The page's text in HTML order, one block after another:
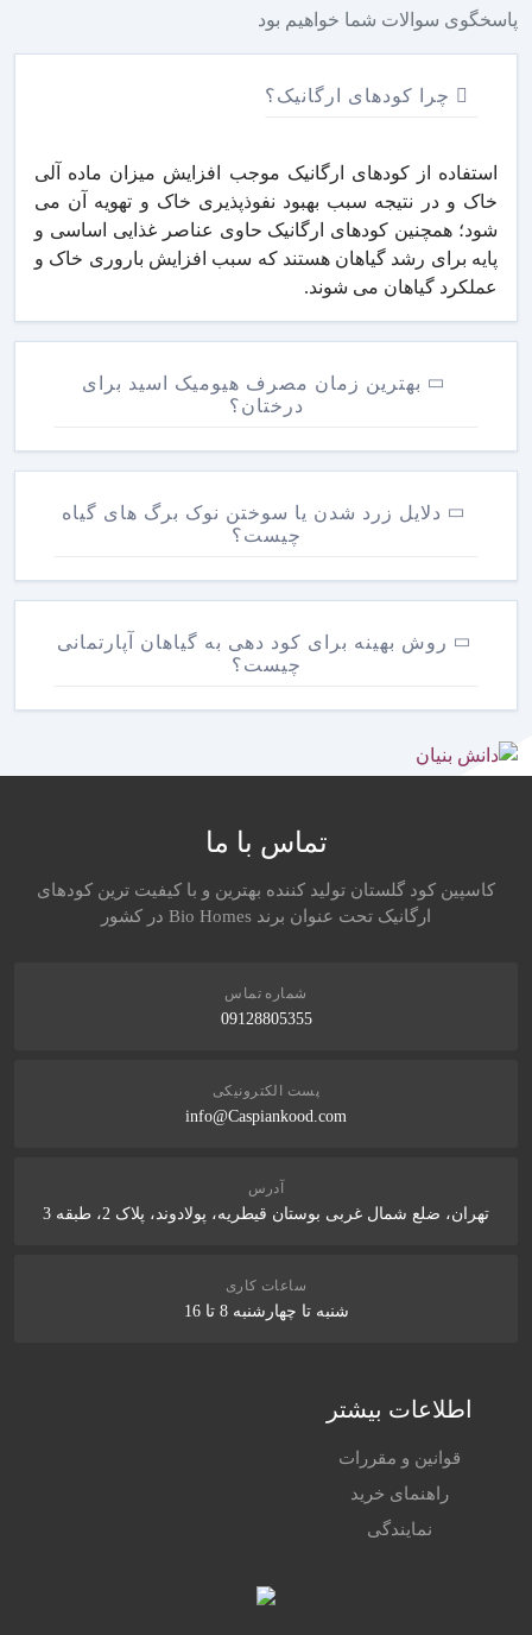
پاسخگوی سوالات شما خواهیم بود
چرا کودهای ارگانیک؟
استفاده از کودهای ارگانیک موجب افزایش میزان ماده آلی
خاک و در نتیجه سبب بهبود نفوذپذیری خاک و تهویه آن می
شود؛ همچنین کودهای ارگانیک حاوی عناصر غذایی اساسی و
پایه برای رشد گیاهان هستند که سبب افزایش باروری خاک و
عملکرد گیاهان می شوند.
بهترین زمان مصرف هیومیک اسید برای
درختان؟
دلایل زرد شدن یا سوختن نوک برگ های گیاه
چیست؟
روش بهینه برای کود دهی به گیاهان آپارتمانی
چیست؟
تماس با ما
کاسپین کود گلستان تولید کننده بهترین و با کیفیت ترین کودهای
ارگانیک تحت عنوان برند Bio Homes در کشور
شماره تماس
09128805355
پست الکترونیکی
info@Caspiankood.com
آدرس
تهران، ضلع شمال غربی بوستان قیطریه، پولادوند، پلاک 2، طبقه 3
ساعات کاری
شنبه تا چهارشنبه 8 تا 16
اطلاعات بیشتر
قوانین و مقررات
راهنمای خرید
نمایندگی